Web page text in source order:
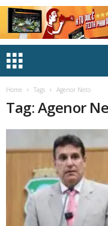
Home Tags Agenor Neto
Tag: Agenor